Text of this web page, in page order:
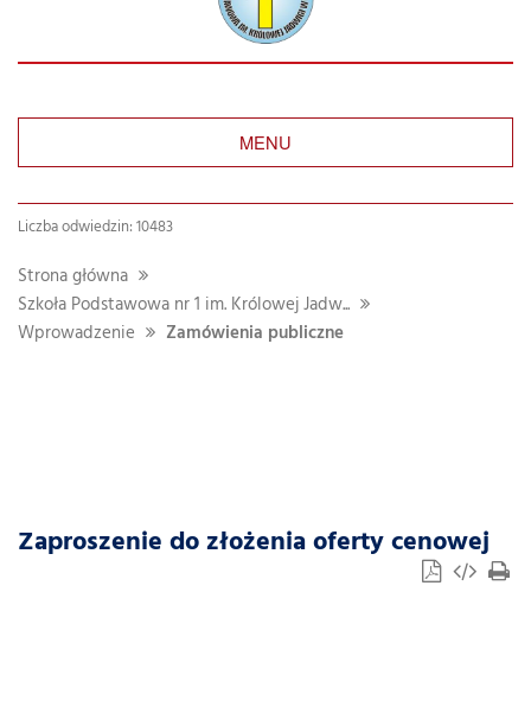
MENU
Liczba odwiedzin: 10483
Strona główna
Szkoła Podstawowa nr 1 im. Królowej Jadw...
Wprowadzenie
Zamówienia publiczne
Zaproszenie do złożenia oferty cenowej